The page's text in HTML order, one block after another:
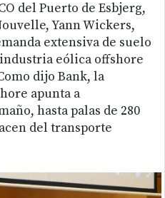
del Puerto de Esbjerg,
Yann Wickers,
extensiva de suelo
eólica offshore
dijo Bank, la
apunta a
hasta palas de 280
del transporte